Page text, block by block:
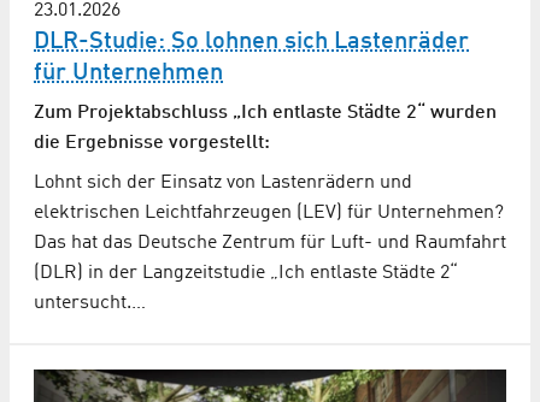
23.01.2026
DLR-Studie: So lohnen sich Lastenräder
für Unternehmen
Zum Projektabschluss „Ich entlaste Städte 2“ wurden
die Ergebnisse vorgestellt:
Lohnt sich der Einsatz von Lastenrädern und
elektrischen Leichtfahrzeugen (LEV) für Unternehmen?
Das hat das Deutsche Zentrum für Luft- und Raumfahrt
(DLR) in der Langzeitstudie „Ich entlaste Städte 2“
untersucht.…